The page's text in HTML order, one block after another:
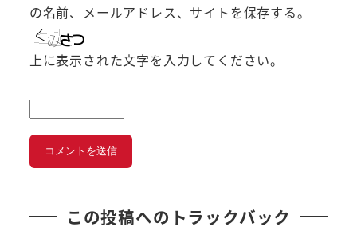
の名前、メールアドレス、サイトを保存する。
上に表示された文字を入力してください。
この投稿へのトラックバック